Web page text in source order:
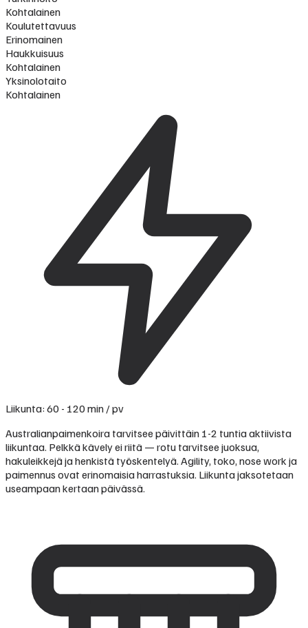
Kohtalainen
Koulutettavuus
Erinomainen
Haukkuisuus
Kohtalainen
Yksinolotaito
Kohtalainen
Liikunta: 60 - 120 min / pv
Australianpaimenkoira tarvitsee päivittäin 1-2 tuntia aktiivista
liikuntaa. Pelkkä kävely ei riitä — rotu tarvitsee juoksua,
hakuleikkejä ja henkistä työskentelyä. Agility, toko, nose work ja
paimennus ovat erinomaisia harrastuksia. Liikunta jaksotetaan
useampaan kertaan päivässä.